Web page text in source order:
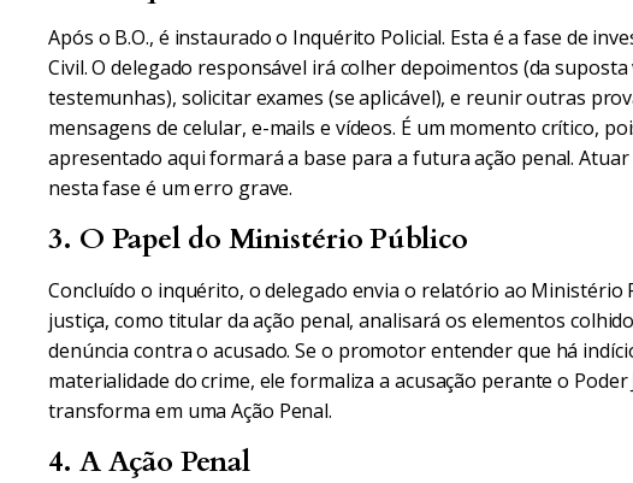
Após o B.O., é instaurado o Inquérito Policial. Esta é a fase de
Civil. O delegado responsável irá colher depoimentos (da suposta
testemunhas), solicitar exames (se aplicável), e reunir outras
mensagens de celular, e-mails e vídeos. É um momento crítico,
apresentado aqui formará a base para a futura ação penal.
nesta fase é um erro grave.
3. O Papel do Ministério Público
Concluído o inquérito, o delegado envia o relatório ao Ministério
justiça, como titular da ação penal, analisará os elementos
denúncia contra o acusado. Se o promotor entender que há
materialidade do crime, ele formaliza a acusação perante o
transforma em uma Ação Penal.
4. A Ação Penal